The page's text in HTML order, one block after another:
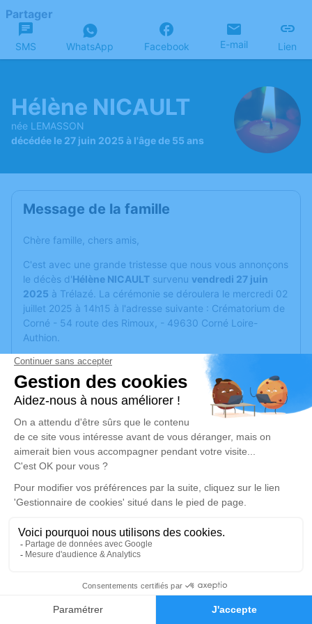
Faire-part Hommages
Partager
SMS WhatsApp Facebook E-mail Lien
Hélène NICAULT
née LEMASSON
décédée le 27 juin 2025 à l'âge de 55 ans
Message de la famille
Chère famille, chers amis,
C'est avec une grande tristesse que nous vous annonçons
le décès d'Hélène NICAULT survenu vendredi 27 juin
2025 à Trélazé. La cérémonie se déroulera le mercredi 02
juillet 2025 à 14h15 à l'adresse suivante : Crématorium de
Corné - 54 route des Rimoux, - 49630 Corné Loire-
Authion.
Nous vous invitons à utiliser cet espace pour laisser vos
condoléances, partager des photos souvenirs, une
anecdote ou exprimer vos pensées à travers des poèmes
ou des textes. Cet endroit est un lieu d'expression dédié à
honorer la mémoire d'Hélène NICAULT.
Je rends hommage
Cérémonie civile
Crématorium de Corné de Corné Loire-
Authion
49630 Corné Loire-Authion